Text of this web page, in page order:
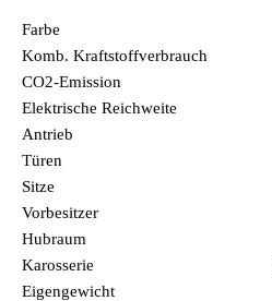
Farbe
Komb. Kraftstoffverbrauch
CO2-Emission
Elektrische Reichweite
Antrieb
Türen
Sitze
Vorbesitzer
Hubraum
Karosserie
Eigengewicht